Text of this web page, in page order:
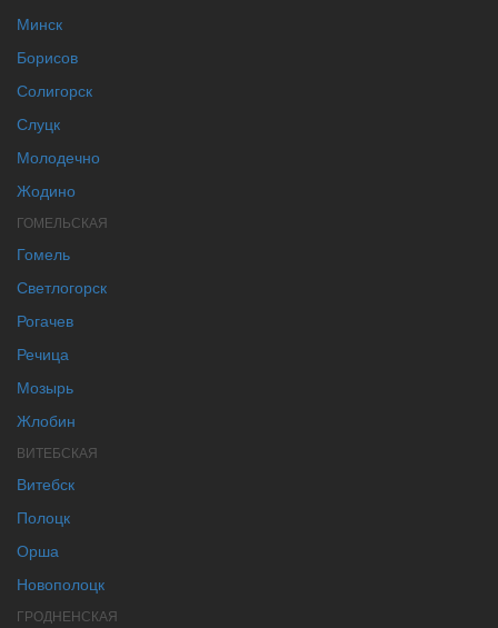
Минск
Борисов
Солигорск
Слуцк
Молодечно
Жодино
ГОМЕЛЬСКАЯ
Гомель
Светлогорск
Рогачев
Речица
Мозырь
Жлобин
ВИТЕБСКАЯ
Витебск
Полоцк
Орша
Новополоцк
ГРОДНЕНСКАЯ